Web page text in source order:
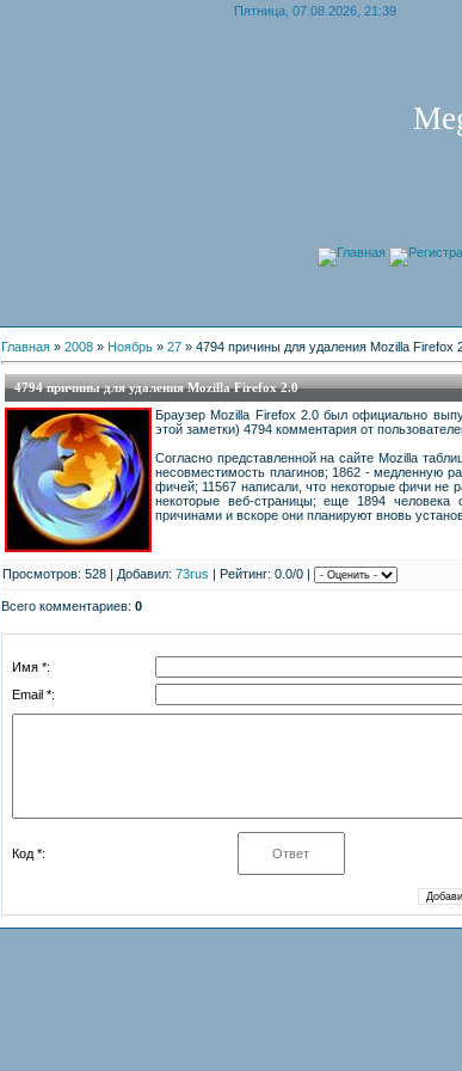
Пятница, 07.08.2026, 21:39
Главная
Главная » 2008 » Ноябрь » 27 » 4794 причины для удаления Mozilla Firefox
4794 причины для удаления Mozilla Firefox 2.0
Браузер Mozilla Firefox 2.0 был официально
этой заметки) 4794 комментария от
Согласно представленной на сайте Mozilla
несовместимость плагинов; 1862 - медленную
фичей; 11567 написали, что некоторые фичи не
некоторые веб-страницы; еще 1894 человека
причинами и вскоре они планируют вновь
Просмотров: 528 | Добавил: 73rus | Рейтинг: 0.0/0 |
Всего комментариев: 0
Имя *:
Email *:
Код *: